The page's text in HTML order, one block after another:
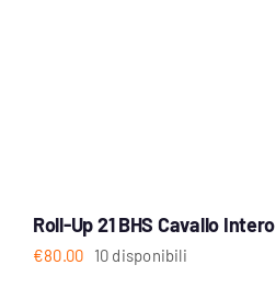
Roll-Up 21 BHS Cavallo Intero
€80.00 10 disponibili